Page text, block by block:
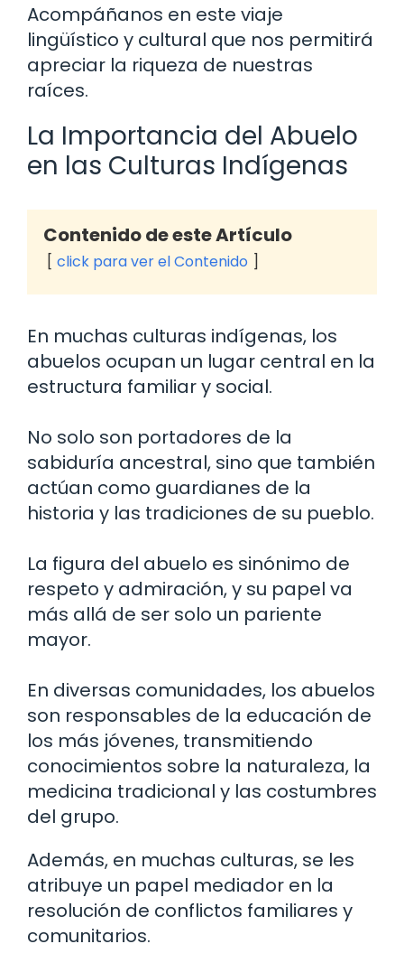
Acompáñanos en este viaje
lingüístico y cultural que nos permitirá
apreciar la riqueza de nuestras
raíces.
La Importancia del Abuelo
en las Culturas Indígenas
Contenido de este Artículo
click para ver el Contenido
En muchas culturas indígenas, los
abuelos ocupan un lugar central en la
estructura familiar y social.
No solo son portadores de la
sabiduría ancestral, sino que también
actúan como guardianes de la
historia y las tradiciones de su pueblo.
La figura del abuelo es sinónimo de
respeto y admiración, y su papel va
más allá de ser solo un pariente
mayor.
En diversas comunidades, los abuelos
son responsables de la educación de
los más jóvenes, transmitiendo
conocimientos sobre la naturaleza, la
medicina tradicional y las costumbres
del grupo.
Además, en muchas culturas, se les
atribuye un papel mediador en la
resolución de conflictos familiares y
comunitarios.